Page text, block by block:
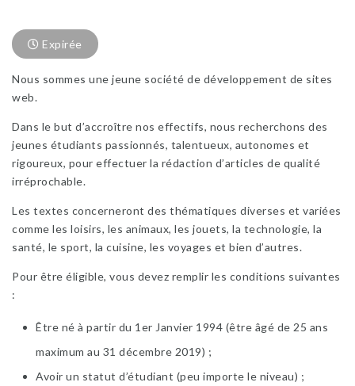
Expirée
Nous sommes une jeune société de développement de sites
web.
Dans le but d’accroître nos effectifs, nous recherchons des
jeunes étudiants passionnés, talentueux, autonomes et
rigoureux, pour effectuer la rédaction d’articles de qualité
irréprochable.
Les textes concerneront des thématiques diverses et variées
comme les loisirs, les animaux, les jouets, la technologie, la
santé, le sport, la cuisine, les voyages et bien d’autres.
Pour être éligible, vous devez remplir les conditions suivantes
:
Être né à partir du 1er Janvier 1994 (être âgé de 25 ans
maximum au 31 décembre 2019) ;
Avoir un statut d’étudiant (peu importe le niveau) ;